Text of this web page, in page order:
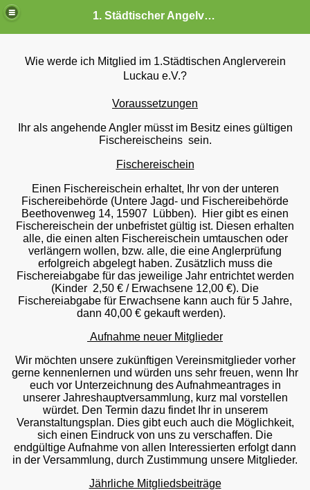
1. Städtischer Angelverein Luckau
Wie werde ich Mitglied im 1.Städtischen Anglerverein
Luckau e.V.?
Voraussetzungen
Ihr als angehende Angler müsst im Besitz eines gültigen
Fischereischeins sein.
Fischereischein
Einen Fischereischein erhaltet, Ihr von der unteren
Fischereibehörde (Untere Jagd- und Fischereibehörde
Beethovenweg 14, 15907 Lübben). Hier gibt es einen
Fischereischein der unbefristet gültig ist. Diesen erhalten
alle, die einen alten Fischereischein umtauschen oder
verlängern wollen, bzw. alle, die eine Anglerprüfung
erfolgreich abgelegt haben. Zusätzlich muss die
Fischereiabgabe für das jeweilige Jahr entrichtet werden
(Kinder 2,50 € / Erwachsene 12,00 €). Die
Fischereiabgabe für Erwachsene kann auch für 5 Jahre,
dann 40,00 € gekauft werden).
Aufnahme neuer Mitglieder
Wir möchten unsere zukünftigen Vereinsmitglieder vorher
gerne kennenlernen und würden uns sehr freuen, wenn Ihr
euch vor Unterzeichnung des Aufnahmeantrages in
unserer Jahreshauptversammlung, kurz mal vorstellen
würdet. Den Termin dazu findet Ihr in unserem
Veranstaltungsplan. Dies gibt euch auch die Möglichkeit,
sich einen Eindruck von uns zu verschaffen. Die
endgültige Aufnahme von allen Interessierten erfolgt dann
in der Versammlung, durch Zustimmung unsere Mitglieder.
Jährliche Mitgliedsbeiträge